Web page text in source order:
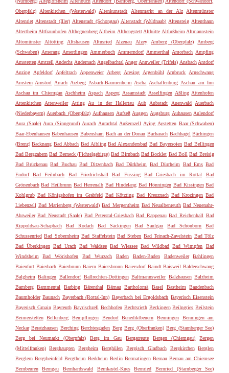
Oberpfalz)
Altenkirchen (Westerwald) Altenkunstadt Altenmarkt an der Alz
Altenmünster
Altenriet Altenstadt (Iller) Altenstadt (Schongau) Altenstadt (Waldnaab) Altensteig Altenthann
Altertheim Altfraunhofen Althegnenberg Altheim Althengstett Althütte Altlußheim Altmannstein
Altomünster
Altötting Altshausen Altusried Alzenau Alzey Amberg (Oberpfalz)
Amberg
(Schwaben) Amerang Amerdingen Ammerbuch Ammerndorf Ammerthal Amorbach Ampfing
Amstetten Amtzell Andechs Andernach Angelbachtal Anger Annweiler (Trifels) Ansbach Antdorf
Anzing
Apfeldorf Apfeltrach Appenweier Arberg Aresing Argenbühl Arnbruck
Arnschwang
Arnstein Arnstorf Arrach Arzberg Asbach-Bäumenheim Ascha Aschaffenburg Aschau am Inn
Aschau im Chiemgau Aschheim Aspach Asperg Assamstadt Asselfingen Aßling Attenhofen
Attenkirchen
Attenweiler Atting Au in der Hallertau Aub Aubstadt Auenwald
Auerbach
(Niederbayern) Auerbach (Oberpfalz) Aufhausen Aufseß Auggen Augsburg Auhausen Aulendorf
Aura (Saale) Aura (Sinngrund) Aurach Aurachtal Außernzell Aying Aystetten Baar (Schwaben)
Baar-Ebenhausen Babenhausen Babensham Bach an der Donau Bacharach Bachhagel Bächingen
(Brenz) Backnang Bad Abbach Bad Aibling Bad Alexandersbad Bad Bayersoien Bad Bellingen
Bad Bergzabern Bad Berneck (Fichtelgebirge) Bad Birnbach Bad Bocklet Bad Boll Bad Breisig
Bad Brückenau Bad Buchau Bad Ditzenbach Bad Dürkheim Bad Dürrheim Bad Ems Bad
Endorf
Bad Feilnbach Bad Friedrichshall Bad Füssing Bad Griesbach im Rottal
Bad
Grönenbach Bad Heilbrunn Bad Herrenalb Bad Hindelang Bad Hönningen Bad Kissingen Bad
Kohlgrub Bad Königshofen im Grabfeld Bad Kötzting Bad Kreuznach Bad Krozingen Bad
Liebenzell Bad Marienberg (Westerwald) Bad Mergentheim Bad Neualbenreuth Bad Neuenahr-
Ahrweiler Bad Neustadt (Saale) Bad Peterstal-Griesbach Bad Rappenau Bad Reichenhall Bad
Rippoldsau-Schapbach
Bad Rodach Bad Säckingen Bad Saulgau Bad Schönborn
Bad
Schussenried Bad Sobernheim Bad Staffelstein Bad Steben Bad Teinach-Zavelstein Bad Tölz
Bad Überkingen Bad Urach Bad Waldsee Bad Wiessee Bad Wildbad Bad Wimpfen
Bad
Windsheim
Bad Wörishofen Bad Wurzach Baden Baden-Baden Badenweiler
Bahlingen
Baienfurt Baierbach Baierbrunn Baiern Baiersbronn Baiersdorf Baindt Baisweil Balderschwang
Balgheim Balingen Ballendorf Ballrechten-Dottingen Baltmannsweiler Balzhausen Balzheim
Bamberg
Bammental Barbing Bärenthal Bärnau Bartholomä Basel Bastheim
Baudenbach
Baumholder Baunach Bayerbach (Rottal-Inn) Bayerbach bei Ergoldsbach Bayerisch Eisenstein
Bayerisch Gmain Bayreuth Bayrischzell Bechhofen Bechtsrieth Beckingen Beilngries Beilstein
Beimerstetten
Bellenberg Bempflingen Bendorf Benediktbeuern Benningen
Benningen am
Neckar Beratzhausen Berching Berchtesgaden Berg Berg (Oberfranken) Berg (Starnberger See)
Berg bei Neumarkt (Oberpfalz)
Berg im Gau Bergatreute Bergen (Chiemgau)
Bergen
(Mittelfranken)
Berghaupten Bergheim Berghülen Bergisch Gladbach Bergkirchen
Berglen
Berglern Bergrheinfeld Bergtheim Berkheim Berlin Bermatingen Bernau Bernau am Chiemsee
Bernbeuren
Berngau Bernhardswald Bernkastel-Kues Bernried
Bernried (Starnberger See)